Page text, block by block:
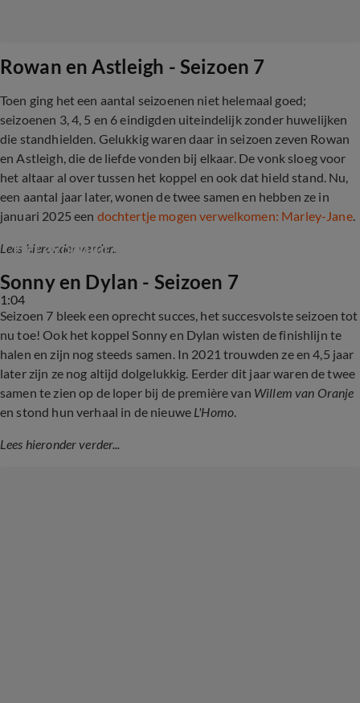
Rowan en Astleigh - Seizoen 7
Toen ging het een aantal seizoenen niet helemaal goed;
seizoenen 3, 4, 5 en 6 eindigden uiteindelijk zonder huwelijken
die standhielden. Gelukkig waren daar in seizoen zeven Rowan
en Astleigh, die de liefde vonden bij elkaar. De vonk sloeg voor
het altaar al over tussen het koppel en ook dat hield stand. Nu,
een aantal jaar later, wonen de twee samen en hebben ze in
januari 2025 een dochtertje mogen verwelkomen: Marley-Jane.
Lees hieronder verder...
1:04
Het avontuur van Rowan & Astleigh in MAFS
Sonny en Dylan - Seizoen 7
Seizoen 7 bleek een oprecht succes, het succesvolste seizoen tot
nu toe! Ook het koppel Sonny en Dylan wisten de finishlijn te
halen en zijn nog steeds samen. In 2021 trouwden ze en 4,5 jaar
later zijn ze nog altijd dolgelukkig. Eerder dit jaar waren de twee
samen te zien op de loper bij de première van Willem van Oranje
en stond hun verhaal in de nieuwe L'Homo.
Lees hieronder verder...